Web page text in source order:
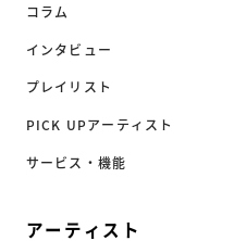
コラム
インタビュー
プレイリスト
PICK UPアーティスト
サービス・機能
アーティスト